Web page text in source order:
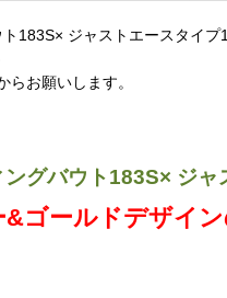
183S× ジャストエースタイ
らお願いします。
グバウト183S× ジ
ゴールドデザイン